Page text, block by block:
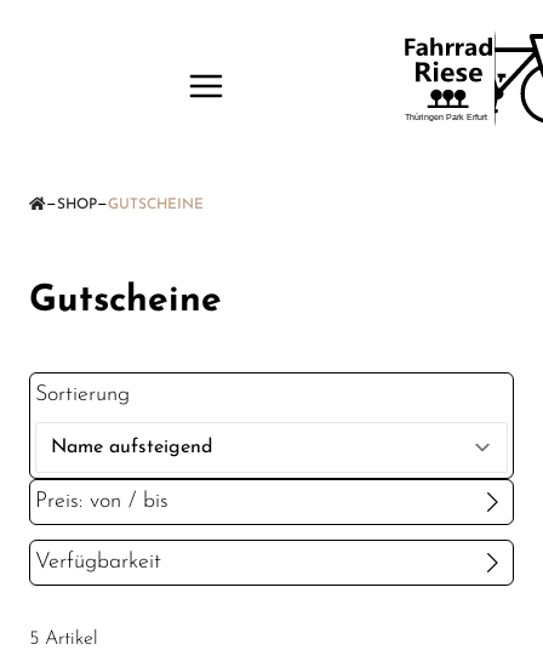
—SHOP—GUTSCHEINE
Gutscheine
Preis: von / bis
Verfügbarkeit
Sortierung
5 Artikel